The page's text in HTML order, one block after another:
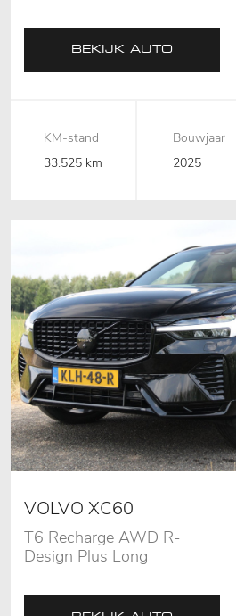
2025,Pano,B&W,Stoelventilatie
BEKIJK AUTO
KM-stand
33.525 km
Bouwjaar
2025
VOLVO XC60
T6 Recharge AWD R-
Design Plus Long
360 Camera, Memory